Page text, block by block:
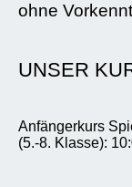
ohne
UNSER
Anfängerkurs
(5.-8. Klasse):